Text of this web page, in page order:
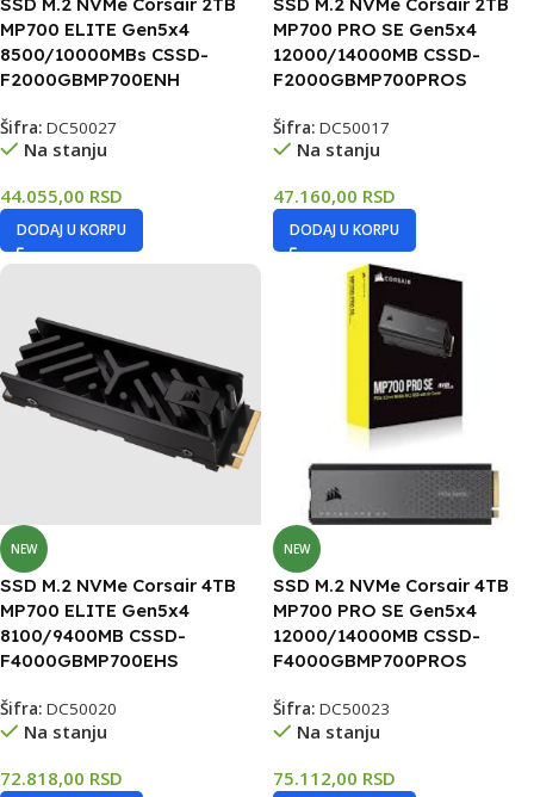
MP700 ELITE Gen5x4
8500/10000MBs CSSD-
F2000GBMP700ENH
Šifra: DC50027
Na stanju
44.055,00 RSD
DODAJ U KORPU
MP700 PRO SE Gen5x4
12000/14000MB CSSD-
F2000GBMP700PROS
Šifra: DC50017
Na stanju
47.160,00 RSD
DODAJ U KORPU
NEW
SSD M.2 NVMe Corsair 4TB
MP700 ELITE Gen5x4
8100/9400MB CSSD-
F4000GBMP700EHS
Šifra: DC50020
Na stanju
72.818,00 RSD
NEW
SSD M.2 NVMe Corsair 4TB
MP700 PRO SE Gen5x4
12000/14000MB CSSD-
F4000GBMP700PROS
Šifra: DC50023
Na stanju
75.112,00 RSD